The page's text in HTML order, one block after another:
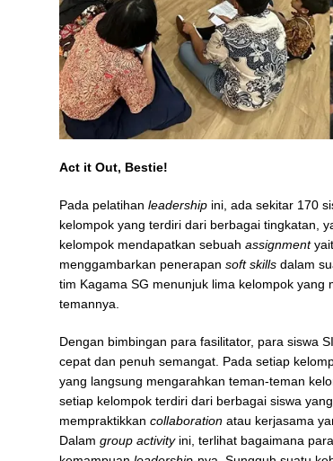
Act it Out, Bestie!
Pada pelatihanleadership ini, ada sekitar 170
kelompok yang terdiri dari berbagai tingkatan,
kelompok mendapatkan sebuahassignment
menggambarkan penerapansoft skills dalam
tim Kagama SG menunjuk lima kelompok
temannya.
Dengan bimbingan para fasilitator, para siswa
cepat dan penuh semangat. Pada setiap
yang langsung mengarahkan teman-teman
setiap kelompok terdiri dari berbagai siswa
mempraktikkancollaboration atau kerjasama
Dalamgroup activityini, terlihat bagaimana